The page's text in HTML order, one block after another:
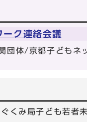
ーク連絡会議
団体/京都子どもネ
くみ局子ども若者